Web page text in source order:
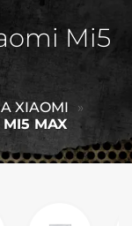
Mi5
XIAOMI
»
MAX